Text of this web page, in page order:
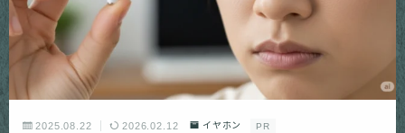
2025.08.22 2026.02.12 イヤホン PR